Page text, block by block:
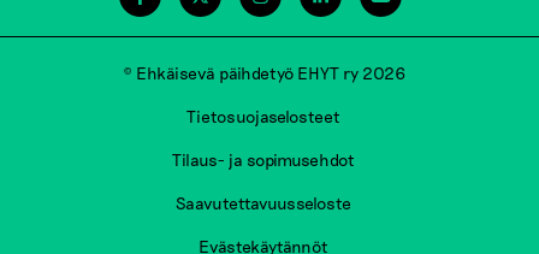
© Ehkäisevä päihdetyö EHYT ry 2026
Tietosuojaselosteet
Tilaus- ja sopimusehdot
Saavutettavuusseloste
Evästekäytännöt